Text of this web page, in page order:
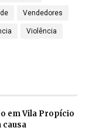
Vendedores
Violência
em Vila Propício
causa